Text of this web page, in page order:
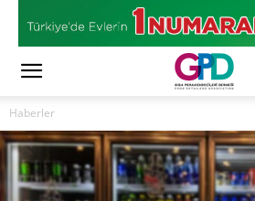
Haberler